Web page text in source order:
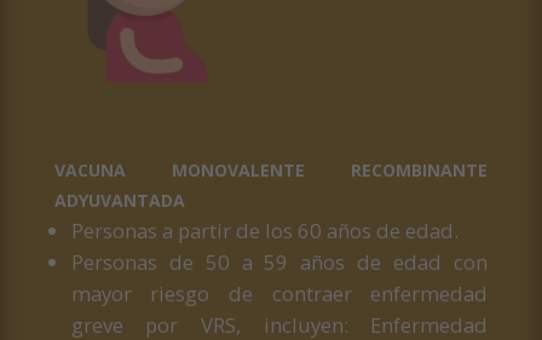
VACUNA MONOVALENTE RECOMBINANTE
ADYUVANTADA
Personas a partir de los 60 años de edad.
Personas de 50 a 59 años de edad con
mayor riesgo de contraer enfermedad
greve por VRS, incluyen: Enfermedad